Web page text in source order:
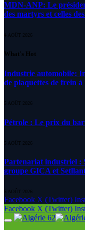
MDN-ANP: Le
des martyrs et celles
4 AOÛT 2026
What's Hot
Industrie automobile:
de plaquettes de frein à
5 AOÛT 2026
Pétrole : Le prix du
5 AOÛT 2026
Partenariat industriel :
groupe GICA et
5 AOÛT 2026
Facebook X (Twitter)
Facebook X (Twitter)